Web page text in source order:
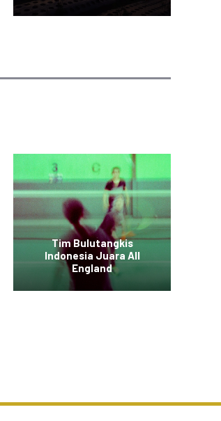
Tim Bulutangkis
Indonesia Juara All
England